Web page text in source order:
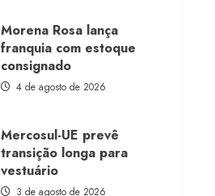
Morena Rosa lança
franquia com estoque
consignado
4 de agosto de 2026
Mercosul-UE prevê
transição longa para
vestuário
3 de agosto de 2026